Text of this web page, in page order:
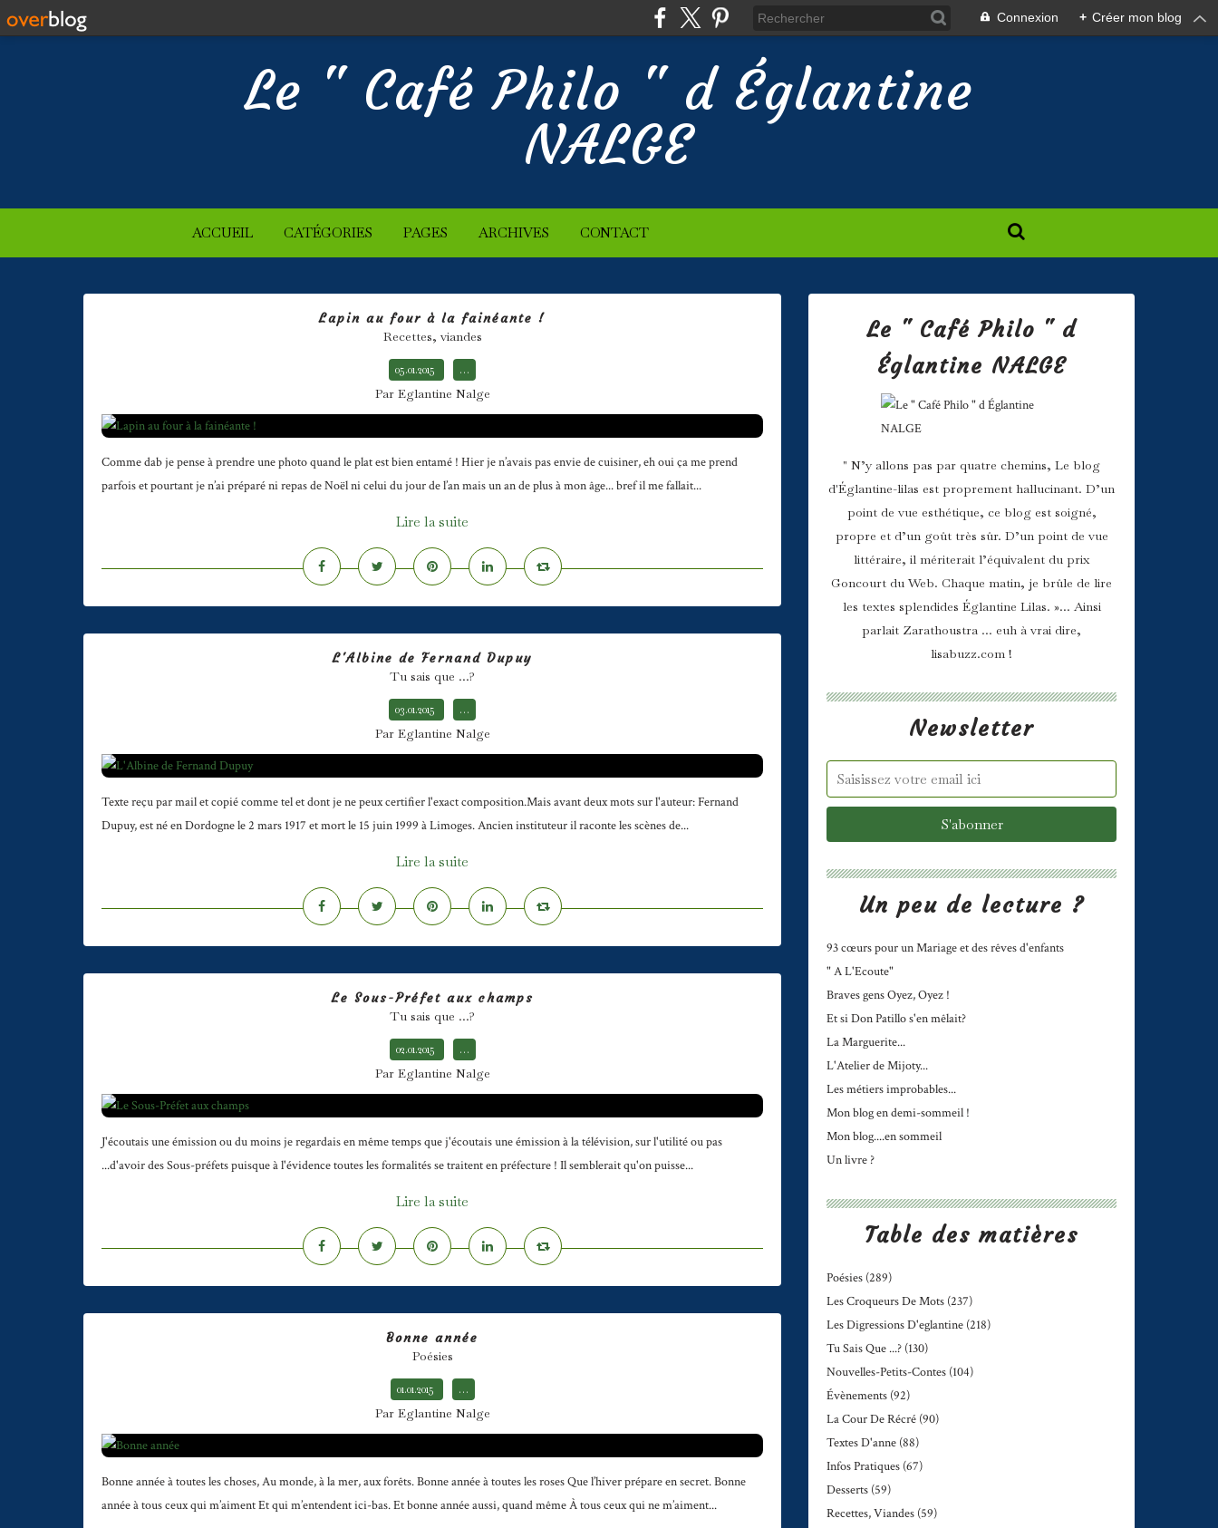
Connexion + Créer mon blog
Le " Café Philo " d Églantine
NALGE
ACCUEIL CATÉGORIES PAGES ARCHIVES CONTACT
Lapin au four à la fainéante !
Recettes, viandes
05.01.2015 …
Par Eglantine Nalge
Comme dab je pense à prendre une photo quand le plat est bien entamé ! Hier je n’avais pas envie de cuisiner, eh oui ça me prend
parfois et pourtant je n’ai préparé ni repas de Noël ni celui du jour de l’an mais un an de plus à mon âge... bref il me fallait...
Lire la suite
L'Albine de Fernand Dupuy
Tu sais que ...?
03.01.2015 …
Par Eglantine Nalge
Texte reçu par mail et copié comme tel et dont je ne peux certifier l'exact composition.Mais avant deux mots sur l'auteur: Fernand
Dupuy, est né en Dordogne le 2 mars 1917 et mort le 15 juin 1999 à Limoges. Ancien instituteur il raconte les scènes de...
Lire la suite
Le Sous-Préfet aux champs
Tu sais que ...?
02.01.2015 …
Par Eglantine Nalge
J'écoutais une émission ou du moins je regardais en même temps que j'écoutais une émission à la télévision, sur l'utilité ou pas
...d'avoir des Sous-préfets puisque à l'évidence toutes les formalités se traitent en préfecture ! Il semblerait qu'on puisse...
Lire la suite
Bonne année
Poésies
01.01.2015 …
Par Eglantine Nalge
Bonne année à toutes les choses, Au monde, à la mer, aux forêts. Bonne année à toutes les roses Que l’hiver prépare en secret. Bonne
année à tous ceux qui m’aiment Et qui m’entendent ici-bas. Et bonne année aussi, quand même À tous ceux qui ne m’aiment...
Newsletter
Table des matières
Poésies (289)
Les Croqueurs De Mots (237)
Les Digressions D'eglantine (218)
Tu Sais Que ...? (130)
Nouvelles-Petits-Contes (104)
Évènements (92)
La Cour De Récré (90)
Textes D'anne (88)
Infos Pratiques (67)
Desserts (59)
Recettes, Viandes (59)
Un peu de lecture ?
93 cœurs pour un Mariage et des rêves d'enfants
" A L'Ecoute"
Braves gens Oyez, Oyez !
Et si Don Patillo s'en mêlait?
La Marguerite...
L'Atelier de Mijoty...
Les métiers improbables...
Mon blog en demi-sommeil !
Mon blog....en sommeil
Un livre ?
Le " Café Philo " d
Églantine NALGE
" N’y allons pas par quatre chemins, Le blog
d'Églantine-lilas est proprement hallucinant. D’un
point de vue esthétique, ce blog est soigné,
propre et d’un goût très sûr. D’un point de vue
littéraire, il mériterait l’équivalent du prix
Goncourt du Web. Chaque matin, je brûle de lire
les textes splendides Églantine Lilas. »... Ainsi
parlait Zarathoustra ... euh à vrai dire,
lisabuzz.com !